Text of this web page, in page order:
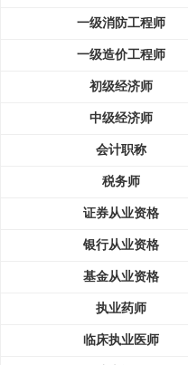
一级消防工程师
一级造价工程师
初级经济师
中级经济师
会计职称
税务师
证券从业资格
银行从业资格
基金从业资格
执业药师
临床执业医师